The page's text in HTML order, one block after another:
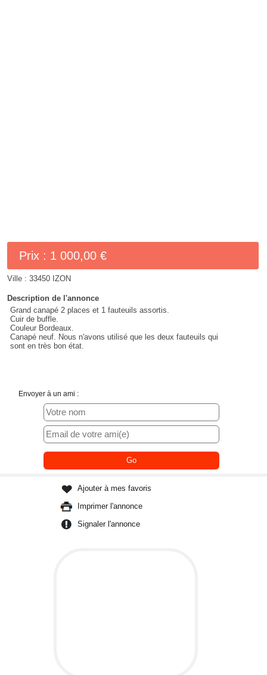
Prix : 1 000,00 €
Ville :33450 IZON
Description de l'annonce
Grand canapé 2 places et 1 fauteuils assortis.
Cuir de buffle.
Couleur Bordeaux.
Canapé neuf. Nous n'avons utilisé que les deux fauteuils qui
sont en très bon état.
Envoyer à un ami :
Ajouter à mes favoris
Imprimer l'annonce
Signaler l'annonce